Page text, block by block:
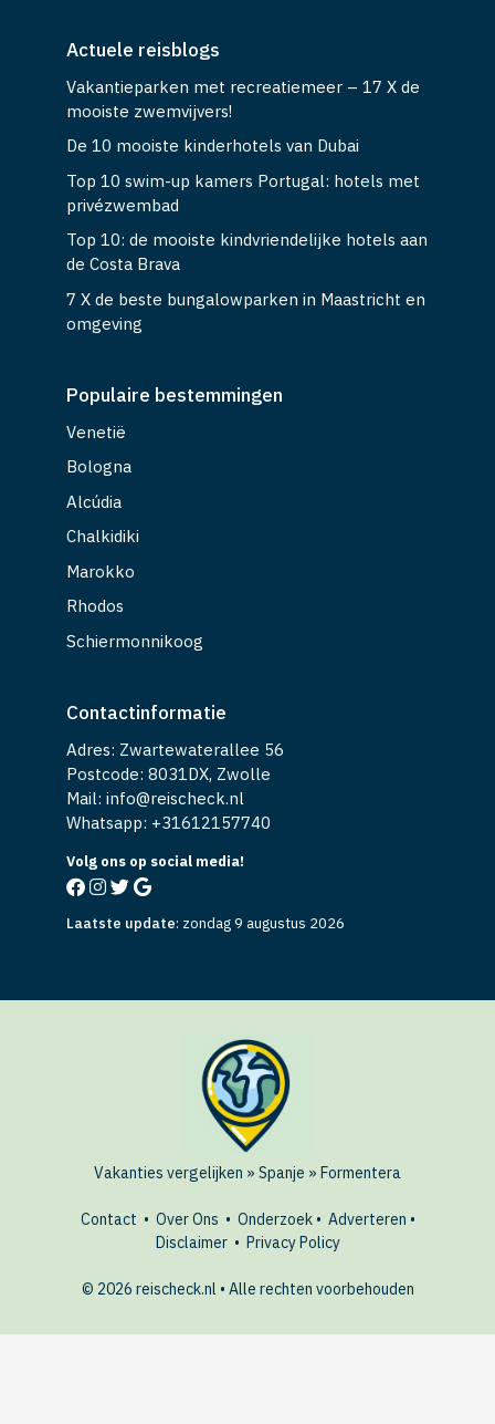
Actuele reisblogs
Vakantieparken met recreatiemeer – 17 X de
mooiste zwemvijvers!
De 10 mooiste kinderhotels van Dubai
Top 10 swim-up kamers Portugal: hotels met
privézwembad
Top 10: de mooiste kindvriendelijke hotels aan
de Costa Brava
7 X de beste bungalowparken in Maastricht en
omgeving
Populaire bestemmingen
Venetië
Bologna
Alcúdia
Chalkidiki
Marokko
Rhodos
Schiermonnikoog
Contactinformatie
Adres: Zwartewaterallee 56
Postcode: 8031DX, Zwolle
Mail: info@reischeck.nl
Whatsapp: +31612157740
Volg ons op social media!
Laatste update: zondag 9 augustus 2026
Vakanties vergelijken » Spanje » Formentera
Contact • Over Ons • Onderzoek• Adverteren •
Disclaimer• Privacy Policy
© 2026 reischeck.nl • Alle rechten voorbehouden